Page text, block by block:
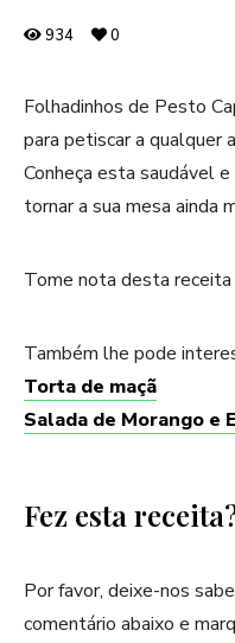
934 0
Folhadinhos de Pesto
para petiscar a qualquer
Conheça esta saudável
tornar a sua mesa ainda
Tome nota desta receita
Também lhe pode
Torta de maçã
Salada de Morango e
Fez esta
Por favor, deixe-nos
comentário abaixo e